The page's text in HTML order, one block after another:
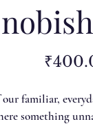
Original
price
familiar,
something